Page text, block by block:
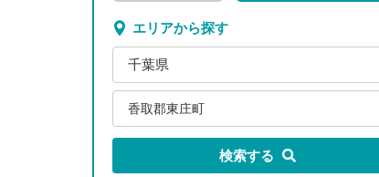
エリアから探す
千葉県
香取郡東庄町
検索する